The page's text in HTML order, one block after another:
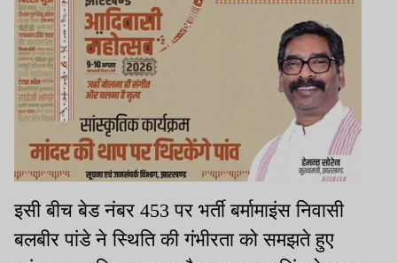
इसी बीच बेड नंबर 453 पर भर्ती बर्मामाइंस निवासी
बलबीर पांडे ने स्थिति की गंभीरता को समझते हुए